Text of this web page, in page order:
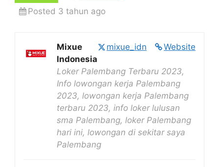
Posted 3 tahun ago
Website
mixue_idn
Mixue
Indonesia
Loker Palembang Terbaru 2023,
Info lowongan kerja Palembang
2023, lowongan kerja Palembang
terbaru 2023, info loker lulusan
sma Palembang, loker Palembang
hari ini, lowongan di sekitar saya
Palembang